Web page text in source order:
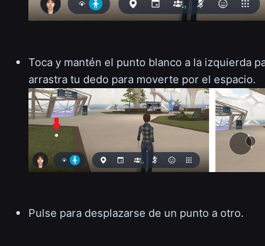
Toca y mantén el punto blanco a la izquierda
arrastra tu dedo para moverte por el espacio.
Pulse para desplazarse de un punto a otro.